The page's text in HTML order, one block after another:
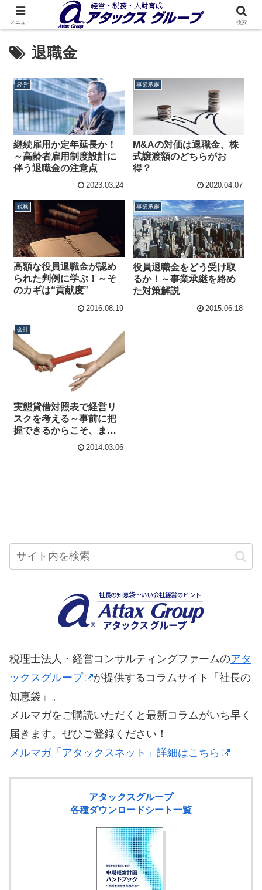
退職金
経営
継続雇用か定年延長か！
～高齢者雇用制度設計に
伴う退職金の注意点
2023.03.24
事業承継
M&Aの対価は退職金、株
式譲渡額のどちらがお
得？
2020.04.07
税務
高額な役員退職金が認め
られた判例に学ぶ！～そ
のカギは“貢献度”
2016.08.19
事業承継
役員退職金をどう受け取
るか！～事業承継を絡め
た対策解説
2015.06.18
会計
実態貸借対照表で経営リ
スクを考える～事前に把
握できるからこそ、まだ
2014.03.06
税理士法人・経営コンサルティングファームのアタ
ックスグループ
が提供するコラムサイト「社長の
知恵袋」。
メルマガをご購読いただくと最新コラムがいち早く
届きます。ぜひご登録ください！
メルマガ「アタックスネット」詳細はこちら
アタックスグループ
各種ダウンロードシート一覧
メニュー 検索